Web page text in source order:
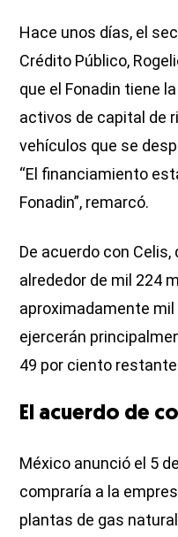
Hace unos días, el
Crédito Público,
que el Fonadin tiene
activos de capital de
vehículos que se
“El financiamiento
Fonadin”, remarcó.
De acuerdo con
alrededor de mil 224
aproximadamente
ejercerán
49 por ciento
El acuerdo de
México anunció el 5
compraría a la
plantas de gas